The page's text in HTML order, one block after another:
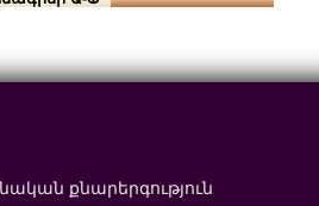
քնարերգություն